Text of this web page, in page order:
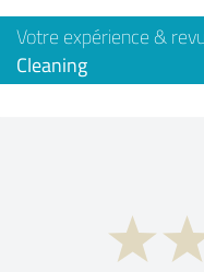
Votre expérience &
Cleaning